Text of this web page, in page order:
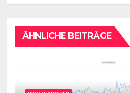
ÄHNLICHE BEITRÄGE